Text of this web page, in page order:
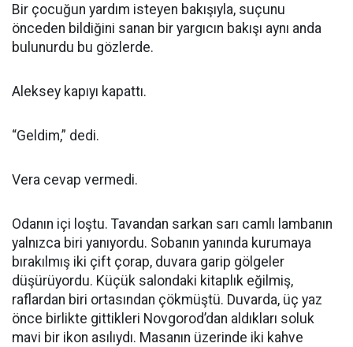
Bir çocuğun yardım isteyen bakışıyla, suçunu
önceden bildiğini sanan bir yargıcın bakışı aynı anda
bulunurdu bu gözlerde.
Aleksey kapıyı kapattı.
“Geldim,” dedi.
Vera cevap vermedi.
Odanın içi loştu. Tavandan sarkan sarı camlı lambanın
yalnızca biri yanıyordu. Sobanın yanında kurumaya
bırakılmış iki çift çorap, duvara garip gölgeler
düşürüyordu. Küçük salondaki kitaplık eğilmiş,
raflardan biri ortasından çökmüştü. Duvarda, üç yaz
önce birlikte gittikleri Novgorod’dan aldıkları soluk
mavi bir ikon asılıydı. Masanın üzerinde iki kahve